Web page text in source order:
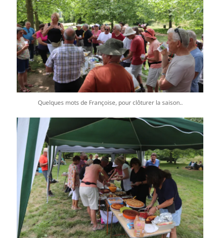
Quelques mots de Françoise, pour clôturer la saison..